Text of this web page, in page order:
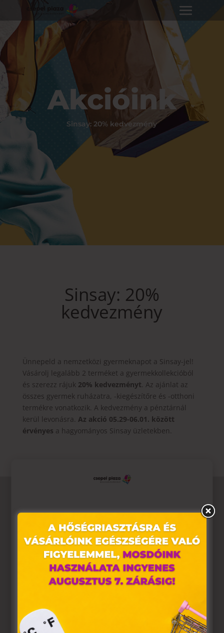
Akcióink
Sinsay: 20% kedvezmény
Sinsay: 20%
kedvezmény
Ünnepeld a nemzetközi gyermeknapot a Sinsay-jel!
Vásárolj legalább 2 terméket a gyermekkollekcióból
és szerezz rájuk 20% kedvezményt. Az ajánlat az
összes gyermek ruházatra, -kiegészítőre és -otthoni
termékre vonatkozik. A kedvezmény a pénztárnál
kerül levonásra. Az akció 05.29-06.01. között
érvényes a hagyományos Sinsay üzletekben.
Ez az oldal sütiket használ
Weboldalunkon „cookie"-kat (továbbiakban „süti")
alkalmazunk. Ezek olyan fájlok, melyek információt tárolnak
webes böngészőjében. Ehhez az Ön hozzájárulása
szükséges.
A „sütiket" az elektronikus hírközlésről szóló 2003. évi C.
törvény, az elektronikus kereskedelmi szolgáltatások, az
információs társadalommal összefüggő szolgáltatások
egyes kérdéseiről szóló 2001. évi CVIII. törvény, valamint az
Európai Unió előírásainak megfelelően használjuk. Azon